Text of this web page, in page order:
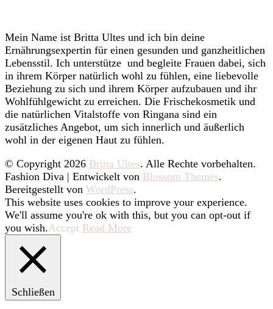
Mein Name ist Britta Ultes und ich bin deine
Ernährungsexpertin für einen gesunden und ganzheitlichen
Lebensstil. Ich unterstütze und begleite Frauen dabei, sich
in ihrem Körper natürlich wohl zu fühlen, eine liebevolle
Beziehung zu sich und ihrem Körper aufzubauen und ihr
Wohlfühlgewicht zu erreichen. Die Frischekosmetik und
die natürlichen Vitalstoffe von Ringana sind ein
zusätzliches Angebot, um sich innerlich und äußerlich
wohl in der eigenen Haut zu fühlen.
© Copyright 2026 Britta Ultes. Alle Rechte vorbehalten.
Fashion Diva | Entwickelt von Blossom Themes.
Bereitgestellt von WordPress.
This website uses cookies to improve your experience.
We'll assume you're ok with this, but you can opt-out if
you wish.Accept Read More
Schließen